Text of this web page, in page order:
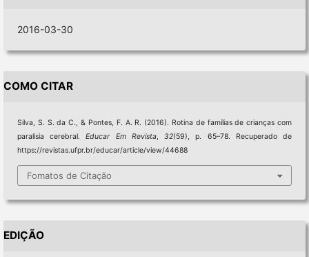
2016-03-30
COMO CITAR
Silva, S. S. da C., & Pontes, F. A. R. (2016). Rotina de famílias de crianças com
paralisia cerebral.Educar Em Revista,32(59), p. 65–78. Recuperado de
https://revistas.ufpr.br/educar/article/view/44688
Fomatos de Citação
EDIÇÃO